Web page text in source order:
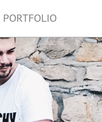
PORTFOLIO